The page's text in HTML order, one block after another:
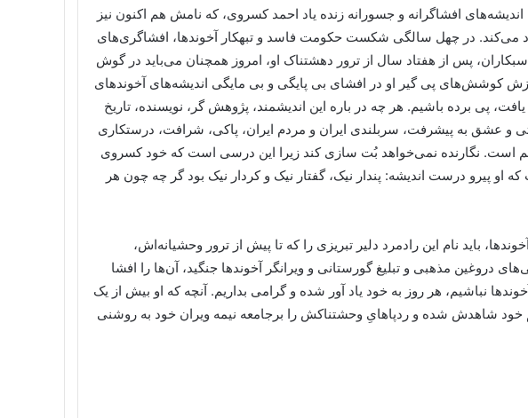
اندیشه‌های افشاگرانه و جسورانه زنده یاد احمد کسروی، که نامش هم اکنون نیز
یاد می‌کند. در چهل سالگی شکست حکومت فاسد و تبهکار آخوندها، افشاگری‌های
پس از هفتاد سال از ترور دهشتناک او، امروز همچنان می‌باید در گوش
کوشش‌های پی گیر او در افشای بی پایگی و بی مایگی اندیشه‌های آخوندهای
پی برده باشیم. هر چه در باره این اندیشمند، پژوهش گر، نویسنده، تاریخ
و عشق به پیشرفت، سربلندی ایران و مردم ایران، پاکی، شرافت، درستکاری
است. نگارنده نمی‌خواهد بُت سازی کند زیرا این درسی است که خود کسروی
او پیرو درست اندیشه: پندار نیک، گفتار نیک و کردار نیک بود گر چه چون هر
باید نام این رادمرد دلیر تبریزی را که تا پیش از ترور وحشیانه‌اش،
دروغین مذهبی و تبلیغ گورستانی و ویرانگر آخوندها جنگید، آن‌ها را افشا
نباشیم، هر روز به خود یاد آور شده و گرامی بداریم. آنچه که او بیش از یک
شاهدش شده و ردپاهایِ وحشتناکش را برجامعه نیمه ویران خود به روشنی